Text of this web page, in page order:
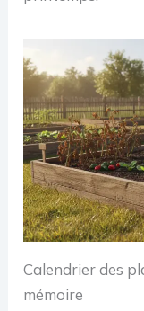
Calendrier des
mémoire